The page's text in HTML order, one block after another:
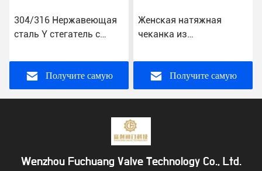
304/316 Нержавеющая
сталь Y стегатель с
водяной клапан полная
конструкция отверстия
Получите самую
Женская натяжная
чеканка из
типа с конечным
соединением
NPT/BSPP/BSPT
Получите самую
Wenzhou Fuchuang Valve Technology Co., Ltd.